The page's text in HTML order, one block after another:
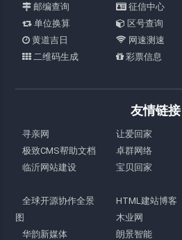
邮编查询
征信中心
单位换算
区号查询
黄道吉日
网速测速
二维码生成
彩票信息
友情链接
寻亲网 让爱回家
极致CMS帮助文档
卓群网络
临沂网站建设
宝贝回家
全球开源协作全景
图
HTML建站博客
木业网
华韵新媒体
朗景智能